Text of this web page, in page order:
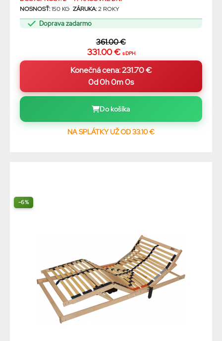
NOSNOSŤ:150 KG ZÁRUKA:2 ROKY
Doprava zadarmo
361.00 €
331.00 € s DPH
0d 0h 0m 0s
Do košíka
NA SPLÁTKY UŽ OD 33.10 €
-6%